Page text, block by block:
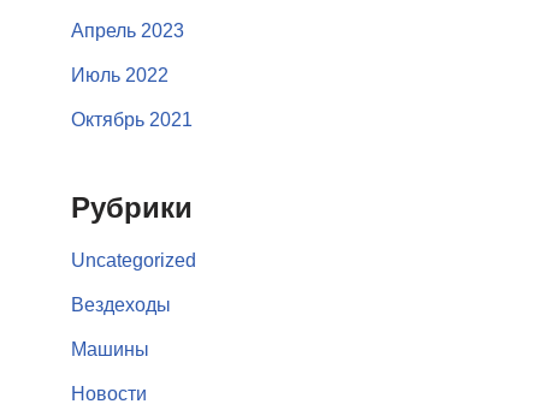
Апрель 2023
Июль 2022
Октябрь 2021
Рубрики
Uncategorized
Вездеходы
Машины
Новости